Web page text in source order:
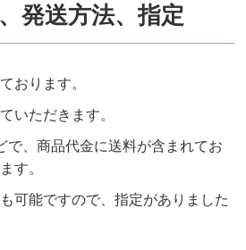
発送方法、指定
おります。
いただきます。
で、商品代金に送料が含まれてお
す。
可能ですので、指定がありました